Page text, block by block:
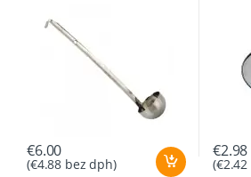
€6.00
(€4.88 bez dph)
€2.98
(€2.42